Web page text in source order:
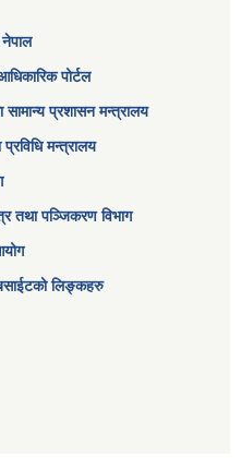
पोर्टल
सामान्य प्रशासन मन्त्रालय
प्रविधि मन्त्रालय
तथा पञ्जिकरण विभाग
लिङ्कहरु